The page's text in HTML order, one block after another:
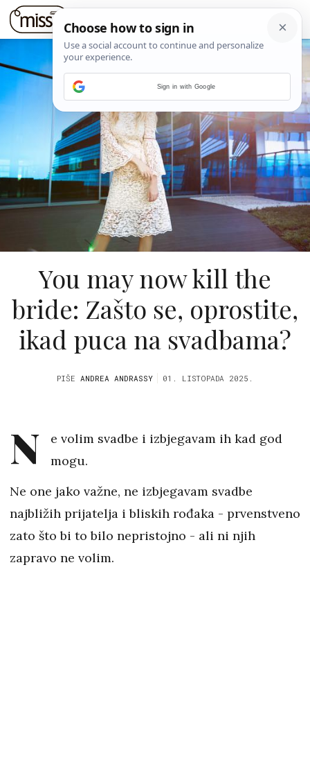
You may now kill the
bride: Zašto se, oprostite,
ikad puca na svadbama?
PIŠE ANDREA ANDRASSY 01. LISTOPADA 2025.
N
e volim svadbe i izbjegavam ih kad god
mogu.
Ne one jako važne, ne izbjegavam svadbe
najbližih prijatelja i bliskih rođaka - prvenstveno
zato što bi to bilo nepristojno - ali ni njih
zapravo ne volim.
Sign in with Google